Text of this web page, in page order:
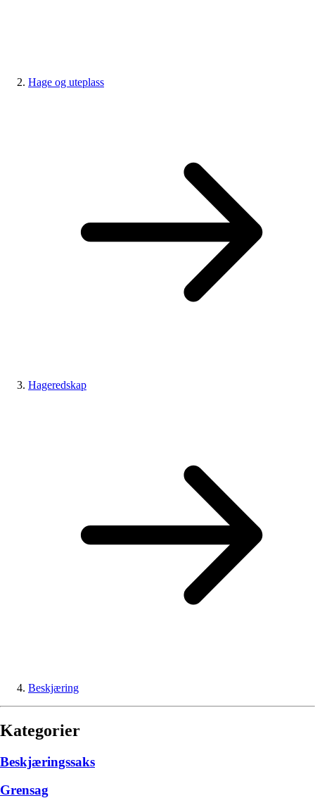
Hage og uteplass
Hageredskap
Beskjæring
Kategorier
Beskjæringssaks
Grensag